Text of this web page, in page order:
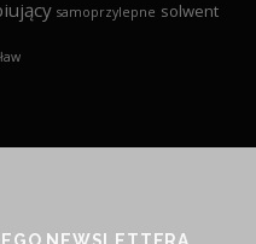
samoprzylepne solwent